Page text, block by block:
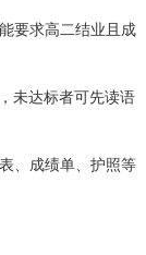
要求高二结业且成
未达标者可先读语
、成绩单、护照等